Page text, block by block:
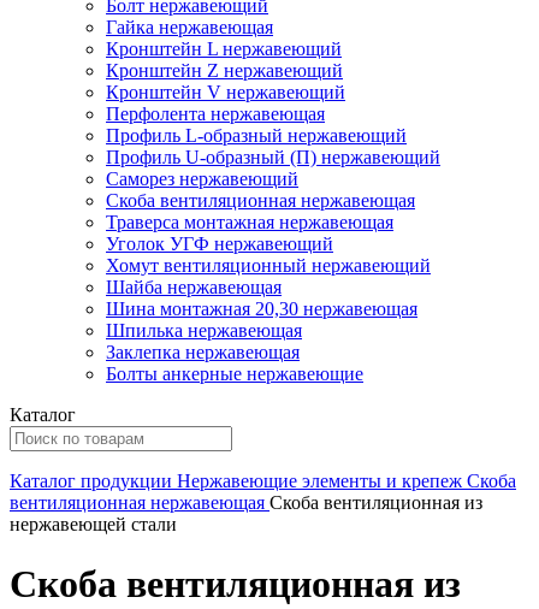
Болт нержавеющий
Гайка нержавеющая
Кронштейн L нержавеющий
Кронштейн Z нержавеющий
Кронштейн V нержавеющий
Перфолента нержавеющая
Профиль L-образный нержавеющий
Профиль U-образный (П) нержавеющий
Саморез нержавеющий
Скоба вентиляционная нержавеющая
Траверса монтажная нержавеющая
Уголок УГФ нержавеющий
Хомут вентиляционный нержавеющий
Шайба нержавеющая
Шина монтажная 20,30 нержавеющая
Шпилька нержавеющая
Заклепка нержавеющая
Болты анкерные нержавеющие
Каталог
Каталог продукции Нержавеющие элементы и крепеж Скоба
вентиляционная нержавеющая Скоба вентиляционная из
нержавеющей стали
Скоба вентиляционная из